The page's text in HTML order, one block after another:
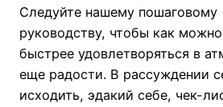
Следуйте нашему пошаговому
руководству, чтобы как можно
быстрее удовлетворяться в
еще радости. В рассуждении
исходить, эдакий себе, чек-